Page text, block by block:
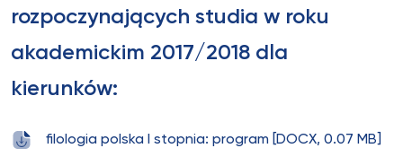
rozpoczynających studia w roku
akademickim 2017/2018 dla
kierunków:
filologia polska I stopnia: program [DOCX, 0.07 MB]